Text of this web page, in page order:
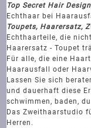
Top Secret Hair
Echthaar bei
Toupets, Haarersatz,
Echthaarteile, die
Haarersatz - Toupet
Für alle, die eine
Haarausfall oder
Lassen Sie sich
und dauerhaft diese
schwimmen, baden,
Das Zweithaarstudio
Herren.